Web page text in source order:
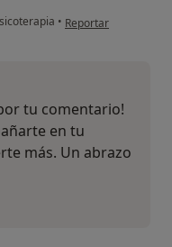
• en opinión del
Reportar
tu comentario!
en tu
más. Un abrazo